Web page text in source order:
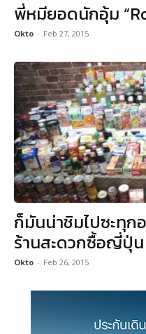
พี่หมียอดนักอุ้ม
Okto - Feb 27, 2015
ก็มันน่าชิมไปซะทุก
ร้านสะดวกซื้อญี่ปุ่น
Okto - Feb 26, 2015